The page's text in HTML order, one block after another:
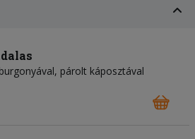
párolt káposztával